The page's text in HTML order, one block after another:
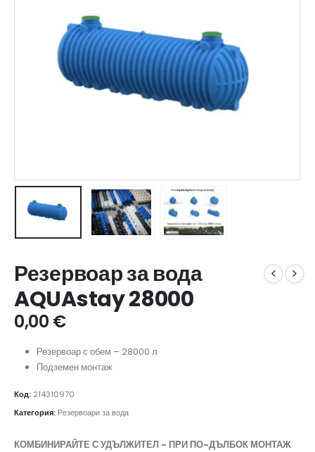
Резервоар за вода
AQUAstay 28000
0,00 €
Резервоар с обем – 28000 л
Подземен монтаж
Код: 214310970
Категория: Резервоари за вода
КОМБИНИРАЙТЕ С УДЪЛЖИТЕЛ - ПРИ ПО-ДЪЛБОК МОНТАЖ